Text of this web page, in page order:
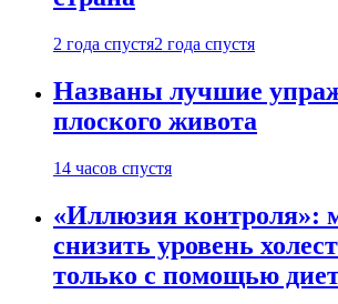
2 года спустя2 года спустя
Названы лучшие
плоского живота
14 часов спустя
«Иллюзия контроля»:
снизить уровень
только с помощью